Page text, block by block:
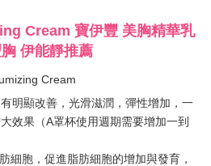
Cream 寶伊豐 美胸精華乳
伊能靜推薦
Cream
明顯改善，光滑滋潤，彈性增加，一
效果（A罩杯使用週期需要增加一到
細胞，促進脂肪細胞的增加與發育，